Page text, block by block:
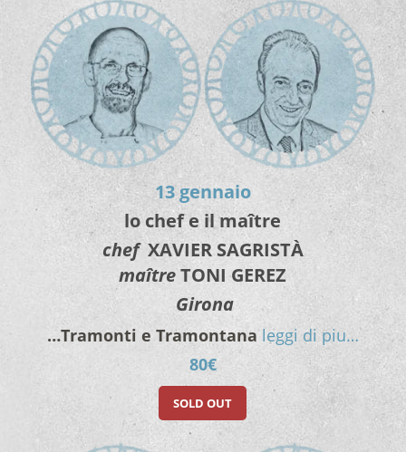
13 gennaio
lo chef e il maître
chef XAVIER SAGRISTÀ
maîtreTONI GEREZ
Girona
…Tramonti e Tramontana leggi di piu…
80€
SOLD OUT